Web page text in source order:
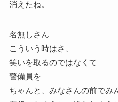
消えたね。
名無しさん
こういう時はさ、
笑いを取るのではなくて
警備員を
ちゃんと、みなさんの前でみ